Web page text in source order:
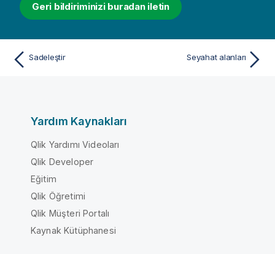
Geri bildiriminizi buradan iletin
Sadeleştir Seyahat alanları
Yardım Kaynakları
Qlik Yardımı Videoları
Qlik Developer
Eğitim
Qlik Öğretimi
Qlik Müşteri Portalı
Kaynak Kütüphanesi